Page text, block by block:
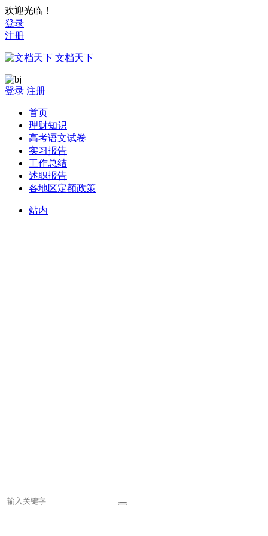
欢迎光临！
登录
注册
文档天下
登录 注册
首页
理财知识
高考语文试卷
实习报告
工作总结
述职报告
各地区定额政策
站内